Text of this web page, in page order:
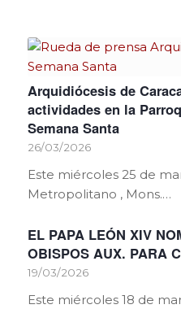
Arquidiócesis de
actividades en la
Semana Santa
26/03/2026
Este miércoles 25 de
Metropolitano , Mons.…
EL PAPA LEÓN XIV
OBISPOS AUX. PARA
19/03/2026
Este miércoles 18 de